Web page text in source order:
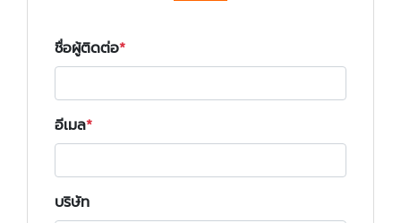
ชื่อผู้ติดต่อ
อีเมล
บริษัท